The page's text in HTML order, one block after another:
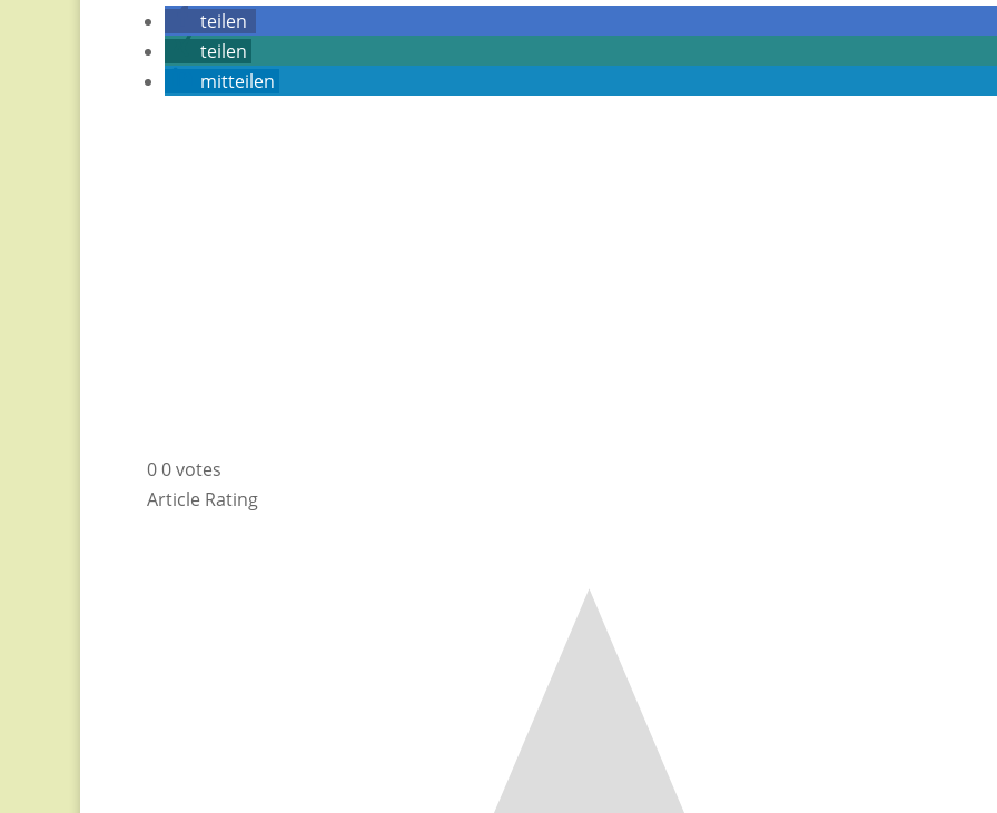
teilen
teilen
mitteilen
00votes
Article Rating